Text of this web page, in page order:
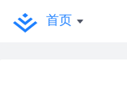
首页